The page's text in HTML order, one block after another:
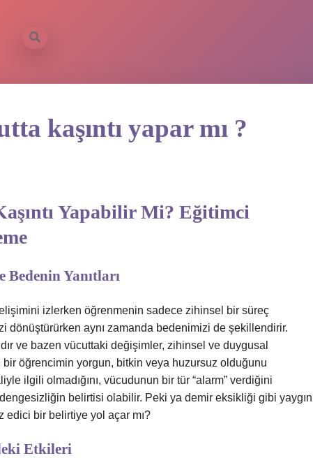
kaşıntı yapar mı ?
Yapabilir Mi? Eğitimci
Yanıtları
izlerken öğrenmenin sadece zihinsel bir süreç
dönüştürürken aynı zamanda bedenimizi de şekillendirir.
ve bazen vücuttaki değişimler, zihinsel ve duygusal
bir öğrencimin yorgun, bitkin veya huzursuz olduğunu
ilgili olmadığını, vücudunun bir tür “alarm” verdiğini
belirtisi olabilir. Peki ya demir eksikliği gibi yaygın
edici bir belirtiye yol açar mı?
Etkileri